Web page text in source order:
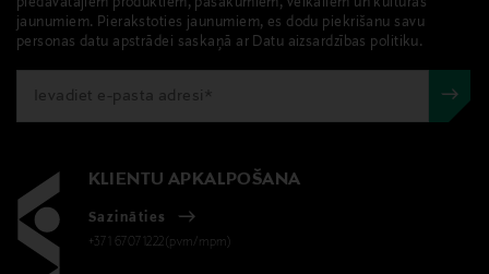
jaunumiem. Pierakstoties jaunumiem, es dodu piekrišanu savu
personas datu apstrādei saskaņā ar Datu aizsardzības politiku.
KLIENTU APKALPOŠANA
Sazināties
+371 67071222(pvm/mpm)